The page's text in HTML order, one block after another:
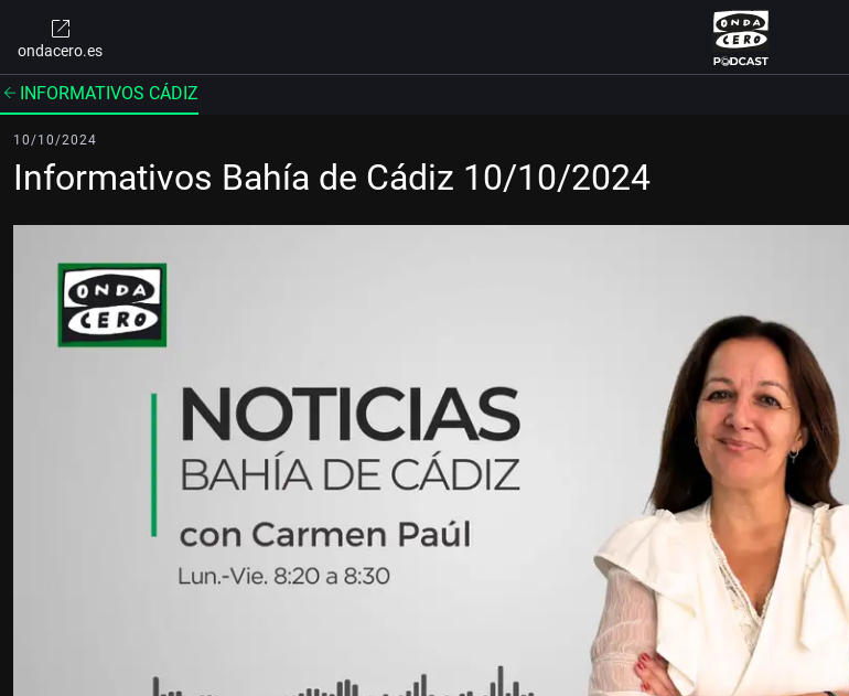
ondacero.es
INFORMATIVOS CÁDIZ
10/10/2024
Informativos Bahía de Cádiz 10/10/2024